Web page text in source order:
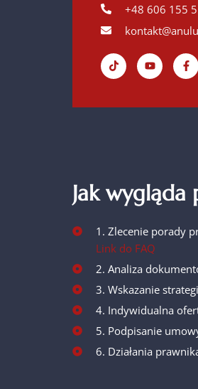
+48 606 155
Jak wygląda
1. Zlecenie porady
Link do FAQ
2. Analiza
3. Wskazanie
4. Indywidualna
5. Podpisanie
6. Działania